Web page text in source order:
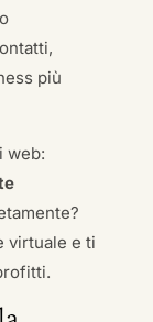
più
web:
virtuale e ti